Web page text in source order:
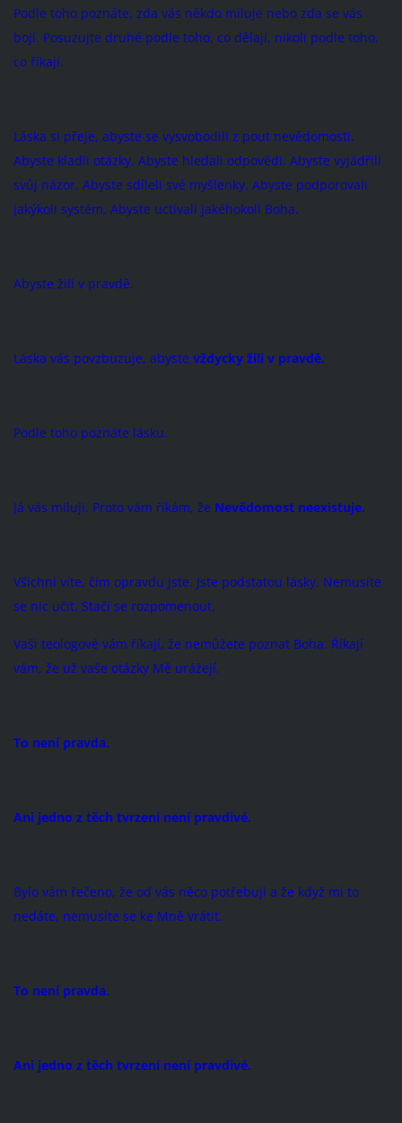
Podle toho poznáte, zda vás někdo miluje nebo zda se vás
bojí. Posuzujte druhé podle toho, co dělají, nikoli podle toho,
co říkají.
Láska si přeje, abyste se vysvobodili z pout nevědomosti.
Abyste kladli otázky. Abyste hledali odpovědi. Abyste vyjádřili
svůj názor. Abyste sdíleli své myšlenky. Abyste podporovali
jakýkoli systém. Abyste uctívali jakéhokoli Boha.
Abyste žili v pravdě.
Láska vás povzbuzuje, abyste vždycky žili v pravdě.
Podle toho poznáte lásku.
Já vás miluji. Proto vám říkám, že Nevědomost neexistuje.
Všichni víte, čím opravdu jste. Jste podstatou lásky. Nemusíte
se nic učit. Stačí se rozpomenout.
Vaši teologové vám říkají, že nemůžete poznat Boha. Říkají
vám, že už vaše otázky Mě urážejí.
To není pravda.
Ani jedno z těch tvrzení není pravdivé.
Bylo vám řečeno, že od vás něco potřebuji a že když mi to
nedáte, nemusíte se ke Mně vrátit.
To není pravda.
Ani jedno z těch tvrzení není pravdivé.